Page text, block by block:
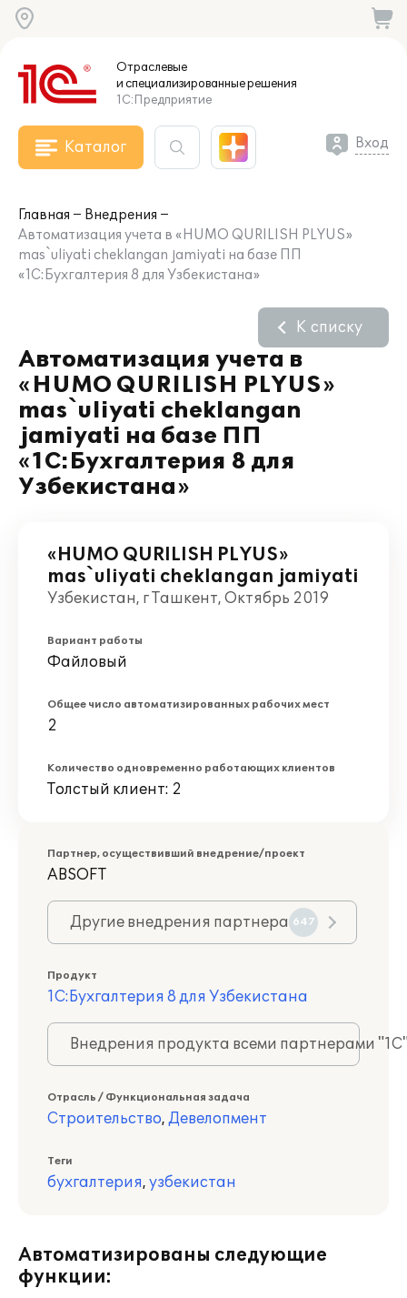
Отраслевые
и специализированныерешения
1С:Предприятие
Каталог Вход
Главная
Внедрения
Автоматизация учета в «HUMO QURILISH PLYUS»
mas`uliyati cheklangan jamiyati на базе ПП
«1С:Бухгалтерия 8 для Узбекистана»
Автоматизация учета в
«HUMO QURILISH PLYUS»
mas`uliyati cheklangan
jamiyati на базе ПП
«1С:Бухгалтерия 8 для
Узбекистана»
К списку
«HUMO QURILISH PLYUS»
mas`uliyati cheklangan jamiyati
Узбекистан, г Ташкент, Октябрь 2019
Вариант работы
Файловый
Общее число автоматизированных рабочих мест
2
Количество одновременно работающих клиентов
Толстый клиент: 2
Партнер, осуществивший внедрение/проект
ABSOFT
Другие внедрения партнера 647
Продукт
1С:Бухгалтерия 8 для Узбекистана
Внедрения продукта всеми партнерами
Отрасль / Функциональная задача
Строительство, Девелопмент
Теги
бухгалтерия, узбекистан
Автоматизированы следующие
функции: